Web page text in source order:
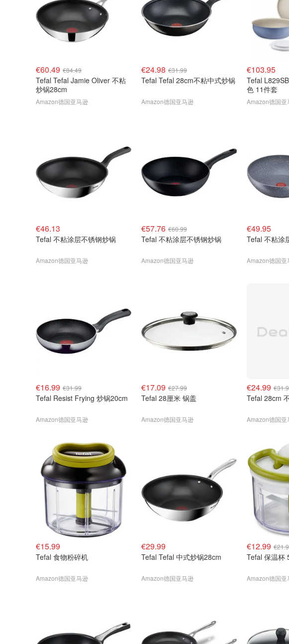
€60.49 €84.49
Tefal Tefal Jamie Oliver 不粘
炒锅28cm
Amazon德国亚马逊
€24.98 €31.99
Tefal Tefal 28cm不粘中式炒锅
Amazon德国亚马逊
€103.95
Tefal L829SB04 不粘锅具 蓝
色 11件套
Amazon德国亚
€46.13
Tefal 不粘涂层不锈钢炒锅
Amazon德国亚马逊
€57.76 €60.99
Tefal 不粘涂层不锈钢炒锅
Amazon德国亚马逊
€49.95
Tefal 不粘涂
Amazon德国亚
€16.99 €31.99
Tefal Resist Frying 炒锅20cm
Amazon德国亚马逊
€17.09 €27.99
Tefal 28厘米 锅盖
Amazon德国亚马逊
€24.99
Tefal 28cm
Amazon德国亚
€15.99
Tefal 食物粉碎机
Amazon德国亚马逊
€29.99
Tefal Tefal 中式炒锅28cm
Amazon德国亚马逊
€12.99
Tefal 保温杯
Amazon德国亚